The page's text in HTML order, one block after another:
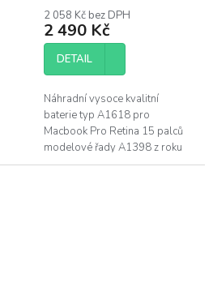
produktu
je
5,0
hvězdiček.
2 058 Kč bez DPH
2 490 Kč
DETAIL
Náhradní vysoce kvalitní
baterie typ A1618 pro
Macbook Pro Retina 15 palců
modelové řady A1398 z roku
2015. Naše baterie mají CE, FC